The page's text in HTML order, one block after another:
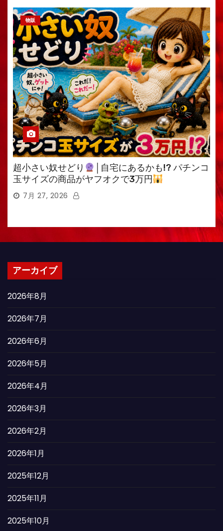
物販
超小さい奴せどり
│自宅にあるかも!? パチンコ
玉サイズの商品がヤフオクで3万円
7月 27, 2026
アーカイブ
2026年8月
2026年7月
2026年6月
2026年5月
2026年4月
2026年3月
2026年2月
2026年1月
2025年12月
2025年11月
2025年10月